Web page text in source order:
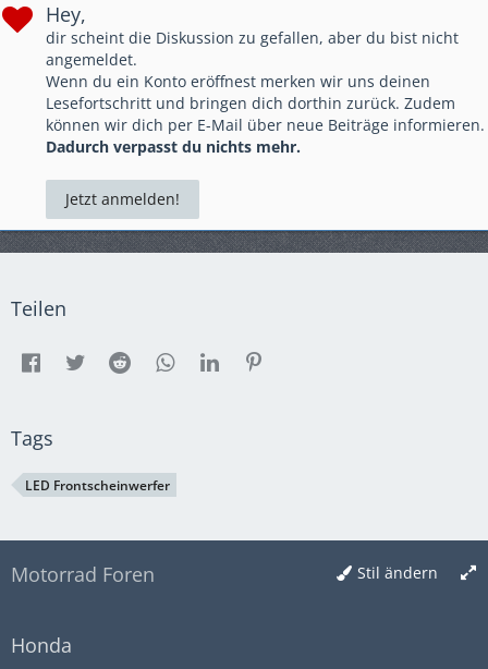
Hey,
dir scheint die Diskussion zu gefallen, aber du bist nicht
angemeldet.
Wenn du ein Konto eröffnest merken wir uns deinen
Lesefortschritt und bringen dich dorthin zurück. Zudem
können wir dich per E-Mail über neue Beiträge informieren.
Dadurch verpasst du nichts mehr.
Jetzt anmelden!
Teilen
Tags
LED Frontscheinwerfer
Stil ändern
Motorrad Foren
Honda